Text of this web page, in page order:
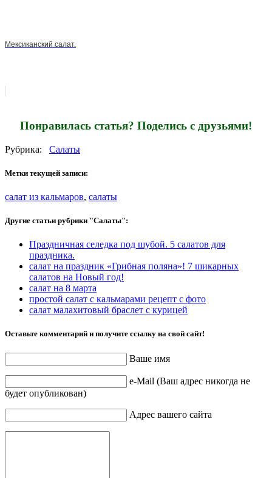
Мексиканский салат.
Понравилась статья? Поделись с друзьями!
Рубрика: Салаты
Метки текущей записи:
салат из кальмаров, салаты
Другие статьи рубрики "Салаты":
Праздничная селедка под шубой. 5 салатов для
праздника.
салат на праздник «Грибная поляна»! 7 шикарных
салатов на Новый год!
салат на 8 марта
простой салат с кальмарами рецепт с фото
салат малахитовый браслет с курицей
Оставьте комментарий и получите ссылку на свой сайт!
Ваше имя
e-Mail (Ваш адрес никогда не
будет опубликован)
Адрес вашего сайта